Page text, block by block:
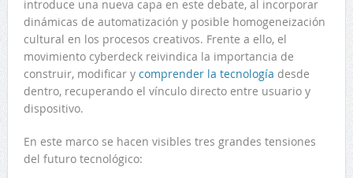
introduce una nueva capa en este debate, al incorporar
dinámicas de automatización y posible homogeneización
cultural en los procesos creativos. Frente a ello, el
movimiento cyberdeck reivindica la importancia de
construir, modificar y comprender la tecnología desde
dentro, recuperando el vínculo directo entre usuario y
dispositivo.
En este marco se hacen visibles tres grandes tensiones
del futuro tecnológico: